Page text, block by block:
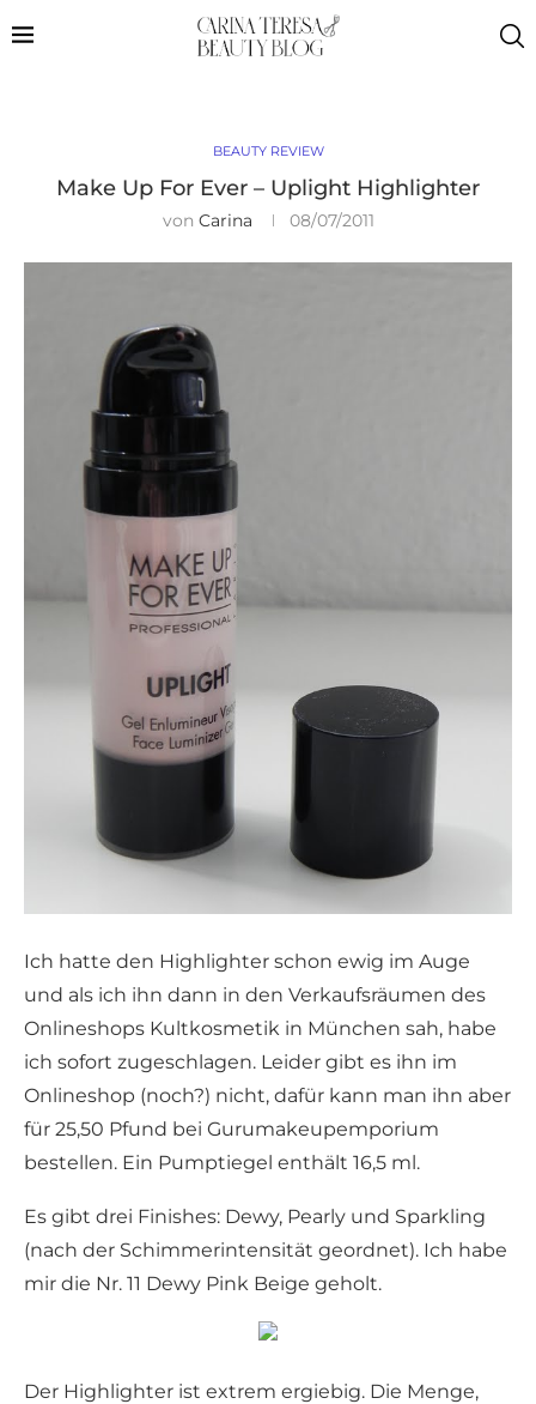
BEAUTY REVIEW
Make Up For Ever – Uplight Highlighter
von Carina 08/07/2011
Ich hatte den Highlighter schon ewig im Auge
und als ich ihn dann in den Verkaufsräumen des
Onlineshops Kultkosmetik in München sah, habe
ich sofort zugeschlagen. Leider gibt es ihn im
Onlineshop (noch?) nicht, dafür kann man ihn aber
für 25,50 Pfund bei Gurumakeupemporium
bestellen. Ein Pumptiegel enthält 16,5 ml.
Es gibt drei Finishes: Dewy, Pearly und Sparkling
(nach der Schimmerintensität geordnet). Ich habe
mir die Nr. 11 Dewy Pink Beige geholt.
Der Highlighter ist extrem ergiebig. Die Menge,